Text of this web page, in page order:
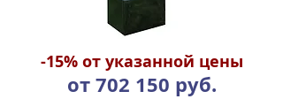
-15% от указанной цены
от 702 150 руб.